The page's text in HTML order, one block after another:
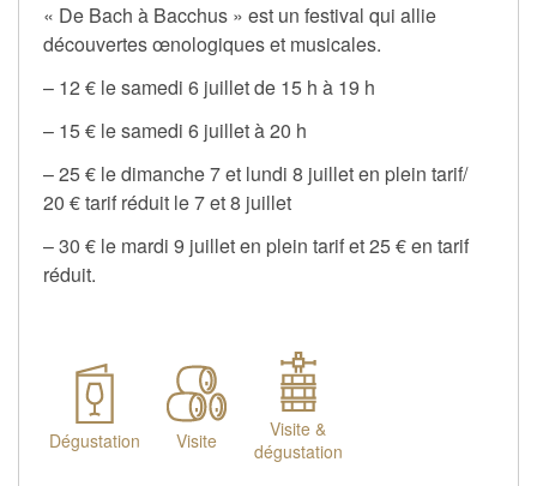
« De Bach à Bacchus » est un festival qui allie
découvertes œnologiques et musicales.
– 12 € le samedi 6 juillet de 15 h à 19 h
– 15 € le samedi 6 juillet à 20 h
– 25 € le dimanche 7 et lundi 8 juillet en plein tarif/
20 € tarif réduit le 7 et 8 juillet
– 30 € le mardi 9 juillet en plein tarif et 25 € en tarif
réduit.
Dégustation Visite
Visite &
dégustation